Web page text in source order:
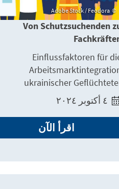
Adobe Stock / Feodora
Von Schutzsuchenden
Einflussfaktoren für
ukrainischer
اقرأ الآن